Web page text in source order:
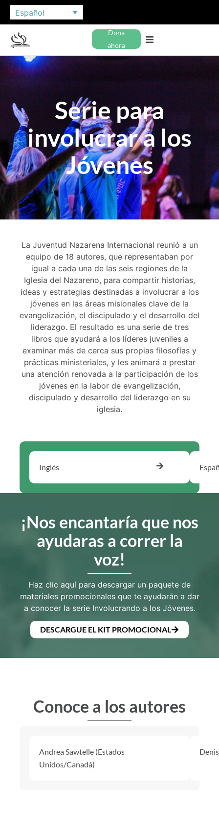
Español
Dona
ahora
Serie para
involucrar a los
Jóvenes
La Juventud Nazarena Internacional reunió a un
equipo de 18 autores, que representaban por
igual a cada una de las seis regiones de la
Iglesia del Nazareno, para compartir historias,
ideas y estrategias destinadas a involucrar a los
jóvenes en las áreas misionales clave de la
evangelización, el discipulado y el desarrollo del
liderazgo. El resultado es una serie de tres
libros que ayudará a los líderes juveniles a
examinar más de cerca sus propias filosofías y
prácticas ministeriales, y les animará a prestar
una atención renovada a la participación de los
jóvenes en la labor de evangelización,
discipulado y desarrollo del liderazgo en su
iglesia.
Inglés
¡Nos encantaría que nos
ayudaras a correr la
voz!
Haz clic aquí para descargar un paquete de
materiales promocionales que te ayudarán a dar
a conocer la serie Involucrando a los Jóvenes.
DESCARGUE EL KIT PROMOCIONAL
Conoce a los autores
Andrea Sawtelle (Estados
Unidos/Canadá)